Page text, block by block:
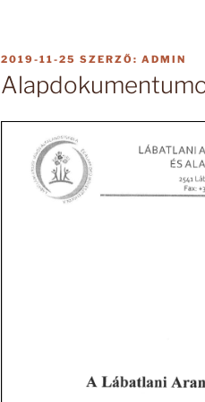
BEKÜLDVE:
2019-11-25 SZERZŐ: ADMIN